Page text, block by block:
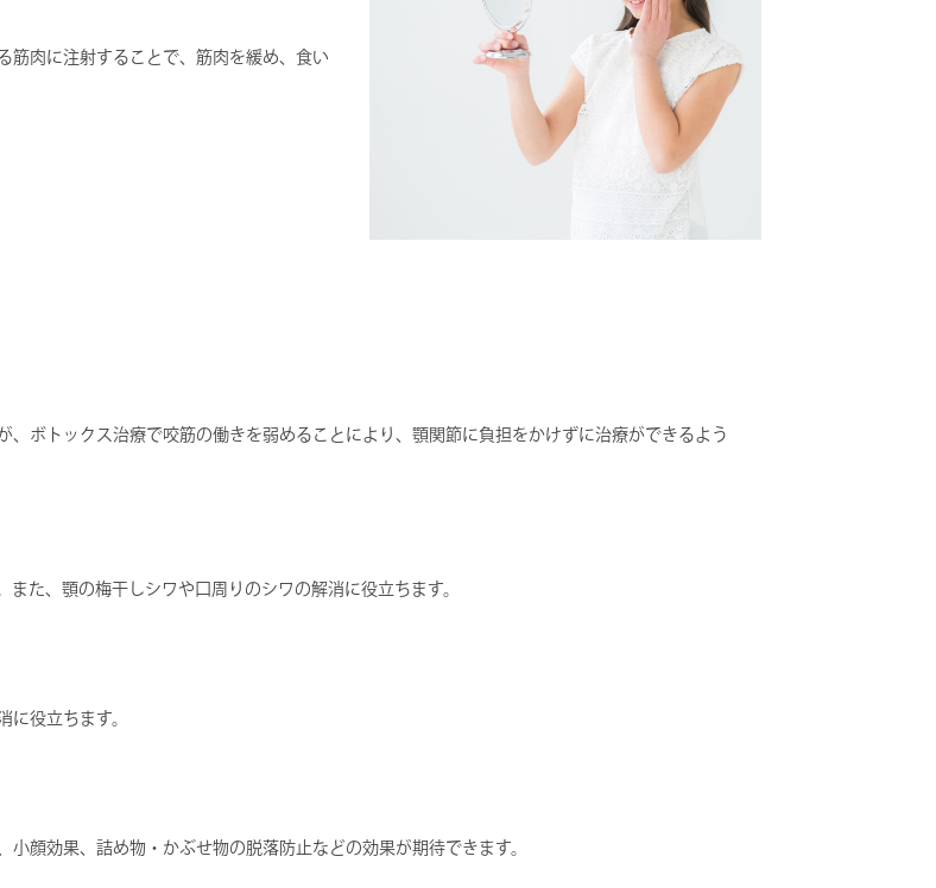
筋肉に注射することで、筋肉を緩め、食い
ボトックス治療で咬筋の働きを弱めることにより、顎関節に負担をかけずに治療ができるよう
た、顎の梅干しシワや口周りのシワの解消に役立ちます。
に役立ちます。
顔効果、詰め物・かぶせ物の脱落防止などの効果が期待できます。